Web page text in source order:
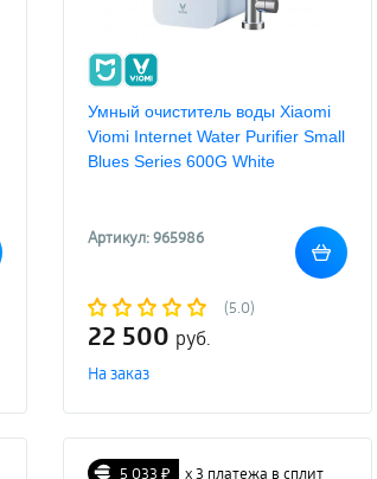
Умный очиститель воды Xiaomi
Viomi Internet Water Purifier Small
Blues Series 600G White
Артикул: 965986
(5.0)
22 500 руб.
На заказ
5 033 ₽ х 3 платежа в сплит